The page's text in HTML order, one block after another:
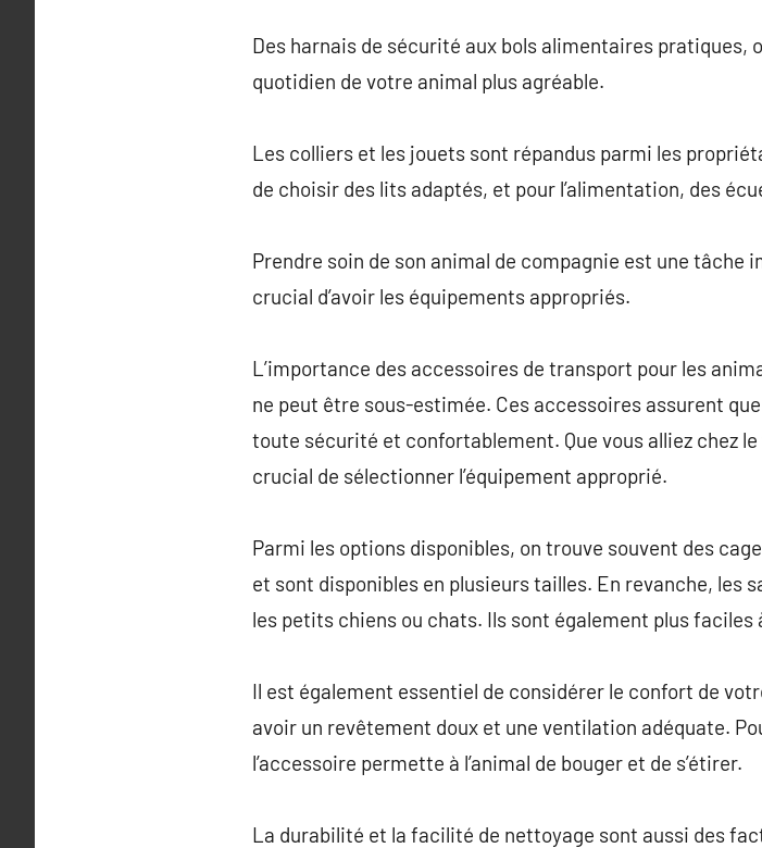
Des harnais de sécurité aux bols alimentaires pratiques,
quotidien de votre animal plus agréable.
Les colliers et les jouets sont répandus parmi les
de choisir des lits adaptés, et pour l’alimentation, des
Prendre soin de son animal de compagnie est une tâche
crucial d’avoir les équipements appropriés.
L’importance des accessoires de transport pour les
ne peut être sous-estimée. Ces accessoires assurent
toute sécurité et confortablement. Que vous alliez chez
crucial de sélectionner l’équipement approprié.
Parmi les options disponibles, on trouve souvent des
et sont disponibles en plusieurs tailles. En revanche,
les petits chiens ou chats. Ils sont également plus
Il est également essentiel de considérer le confort de
avoir un revêtement doux et une ventilation adéquate.
l’accessoire permette à l’animal de bouger et de s’étirer.
La durabilité et la facilité de nettoyage sont aussi des